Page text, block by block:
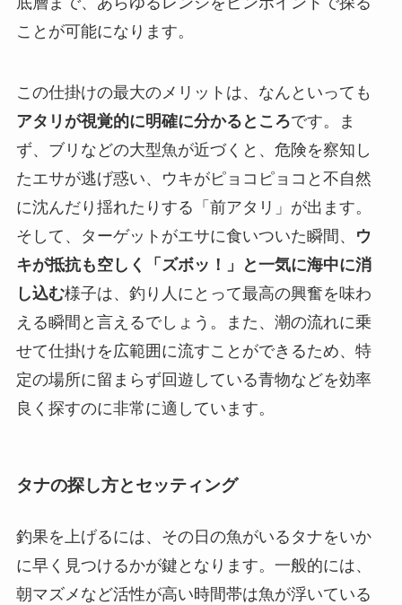
ことが可能になります。
この仕掛けの最大のメリットは、なんといっても
アタリが視覚的に明確に分かるところです。ま
ず、ブリなどの大型魚が近づくと、危険を察知し
たエサが逃げ惑い、ウキがピョコピョコと不自然
に沈んだり揺れたりする「前アタリ」が出ます。
そして、ターゲットがエサに食いついた瞬間、
ウ
キが抵抗も空しく「ズボッ！」と一気に海中に消
し込む様子は、釣り人にとって最高の興奮を味わ
える瞬間と言えるでしょう。また、潮の流れに乗
せて仕掛けを広範囲に流すことができるため、特
定の場所に留まらず回遊している青物などを効率
良く探すのに非常に適しています。
タナの探し方とセッティング
釣果を上げるには、その日の魚がいるタナをいか
に早く見つけるかが鍵となります。一般的には、
朝マズメなど活性が高い時間帯は魚が浮いている